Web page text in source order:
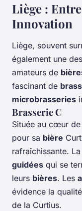
Liège :
Innovation
Liège, souvent
également une
amateurs de
fascinant de
microbrasseries
Brasserie C
Située au cœur de
pour sa bière
rafraîchissante. La
guidées qui se
leurs bières. Les
évidence la
de la Curtius.